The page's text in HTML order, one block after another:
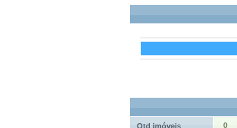
Qtd imóveis 0